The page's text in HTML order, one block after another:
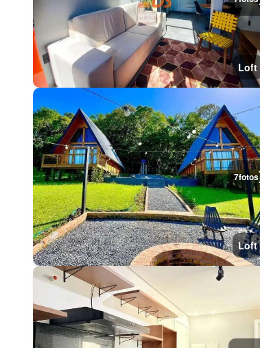
Loft
7fotos
Loft